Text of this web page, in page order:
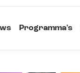
Programma's